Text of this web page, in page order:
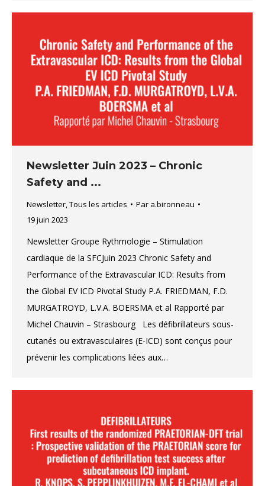
Newsletter Juin 2023 – Chronic
Safety and ...
Newsletter,Tous les articles Par a.bironneau
19 juin 2023
Newsletter Groupe Rythmologie – Stimulation
cardiaque de la SFCJuin 2023 Chronic Safety and
Performance of the Extravascular ICD: Results from
the Global EV ICD Pivotal Study P.A. FRIEDMAN, F.D.
MURGATROYD, L.V.A. BOERSMA et al Rapporté par
Michel Chauvin – Strasbourg Les défibrillateurs sous-
cutanés ou extravasculaires (E-ICD) sont conçus pour
prévenir les complications liées aux…